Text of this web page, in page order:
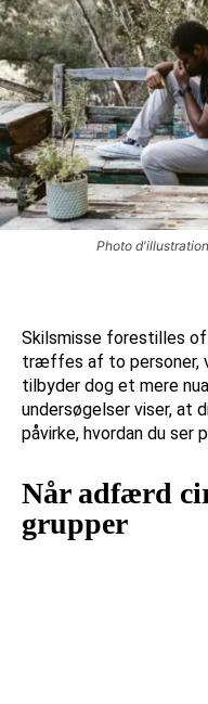
Photo
Skilsmisse forestilles
træffes af to personer,
tilbyder dog et mere
undersøgelser viser, at
påvirke, hvordan du ser
Når adfærd
grupper